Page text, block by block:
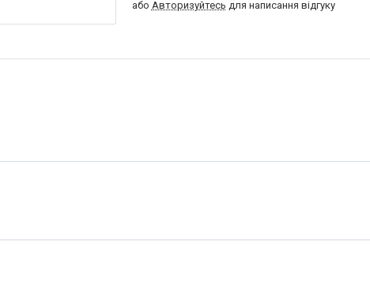
або Авторизуйтесь для написання відгуку